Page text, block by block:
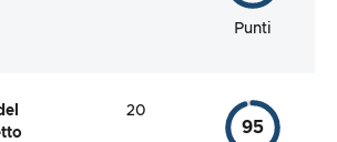
Punti
20
95